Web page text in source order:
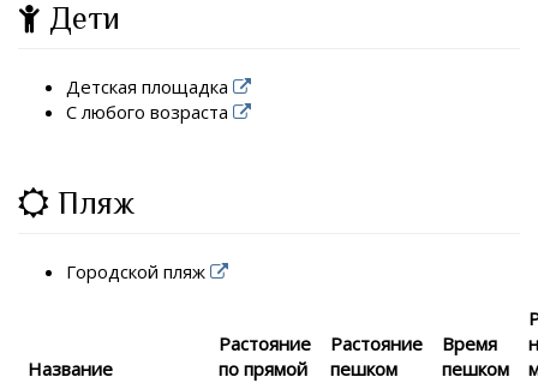
Дети
Детская площадка
С любого возраста
Пляж
Городской пляж
Название
Растояние
по прямой
Растояние
пешком
Время
пешком